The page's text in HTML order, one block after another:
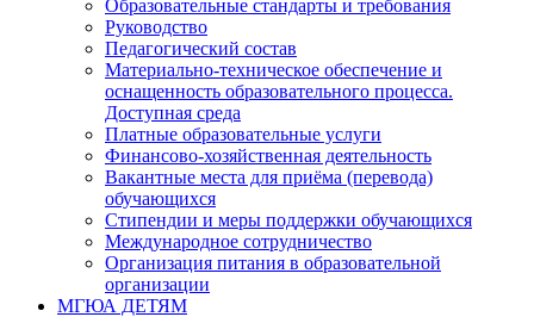
Образовательные стандарты и требования
Руководство
Педагогический состав
Материально-техническое обеспечение и
оснащенность образовательного процесса.
Доступная среда
Платные образовательные услуги
Финансово-хозяйственная деятельность
Вакантные места для приёма (перевода)
обучающихся
Стипендии и меры поддержки обучающихся
Международное сотрудничество
Организация питания в образовательной
организации
МГЮА ДЕТЯМ